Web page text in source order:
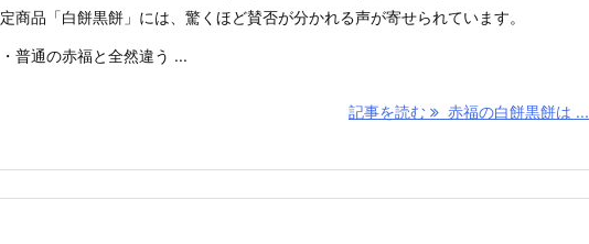
定商品「白餅黒餅」には、驚くほど賛否が分かれる声が寄せられています。
・普通の赤福と全然違う ...
記事を読む 赤福の白餅黒餅は ...